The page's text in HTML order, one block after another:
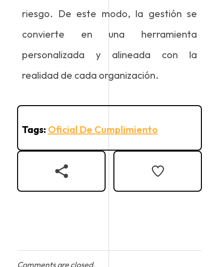
riesgo. De este modo, la gestión se
convierte en una herramienta
personalizada y alineada con la
realidad de cada organización.
Tags: Oficial De Cumplimiento
Comments are closed.